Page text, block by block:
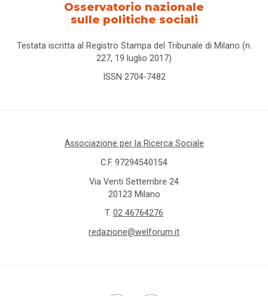
Osservatorio nazionale
sulle politiche sociali
Testata iscritta al Registro Stampa del Tribunale di Milano (n.
227, 19 luglio 2017)
ISSN 2704-7482
Associazione per la Ricerca Sociale
C.F. 97294540154
Via Venti Settembre 24
20123 Milano
T. 02 46764276
redazione@welforum.it